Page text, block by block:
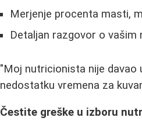
Merjenje procenta masti,
Detaljan razgovor o
"Moj nutricionista nije davao
nedostatku vremena za
Čestite greške u izboru